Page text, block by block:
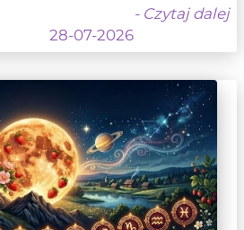
- Czytaj dalej
28-07-2026